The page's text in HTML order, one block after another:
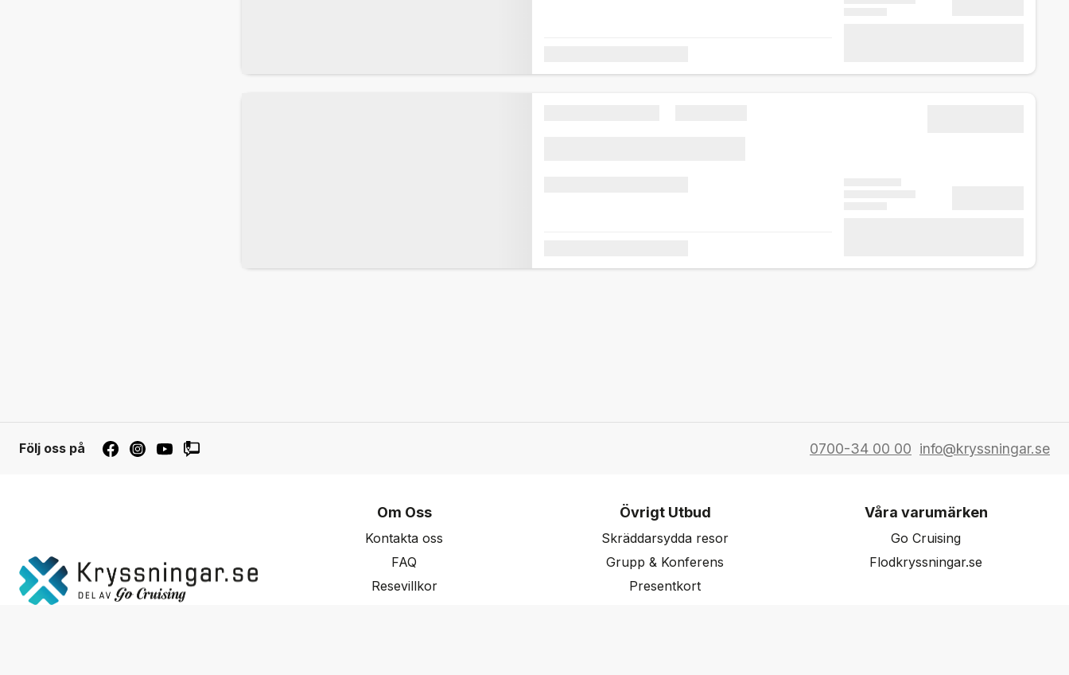
Följ oss på 0700-34 00 00 info@kryssningar.se
Om Oss
Kontakta oss
FAQ
Resevillkor
Övrigt Utbud
Skräddarsydda resor
Grupp & Konferens
Presentkort
Våra varumärken
Go Cruising
Flodkryssningar.se